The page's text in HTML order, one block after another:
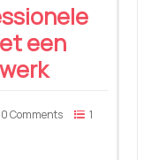
een
0 Comments
1